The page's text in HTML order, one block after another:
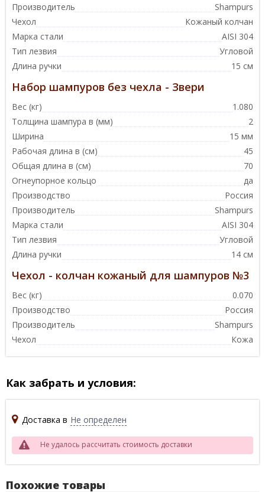
Производитель
Shampurs
Чехол
Кожаный колчан
Марка стали
AISI 304
Тип лезвия
Угловой
Длина ручки
15 см
Набор шампуров без чехла - Звери
Вес (кг)
1.080
Толщина шампура в (мм)
2
Ширина
15 мм
Рабочая длина в (см)
45
Общая длина в (см)
70
Огнеупорное кольцо
да
Производство
Россия
Производитель
Shampurs
Марка стали
AISI 304
Тип лезвия
Угловой
Длина ручки
14 см
Чехол - колчан кожаный для шампуров №3
Вес (кг)
0.070
Производство
Россия
Производитель
Shampurs
Чехол
Кожа
Как забрать и условия:
Доставка в Не определен
Не удалось рассчитать стоимость доставки
Похожие товары